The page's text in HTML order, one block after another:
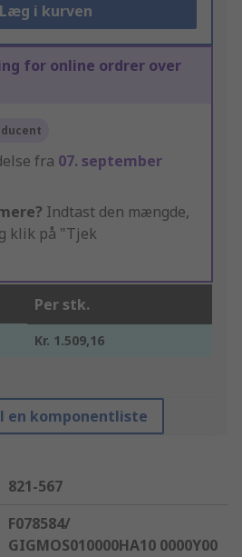
Læg i kurven
for online ordrer over
fra 07. september
Indtast den mængde,
klik på "Tjek
Per stk.
Kr. 1.509,16
komponentliste
821-567
F078584/
GIGMOS010000HA10 0000Y00